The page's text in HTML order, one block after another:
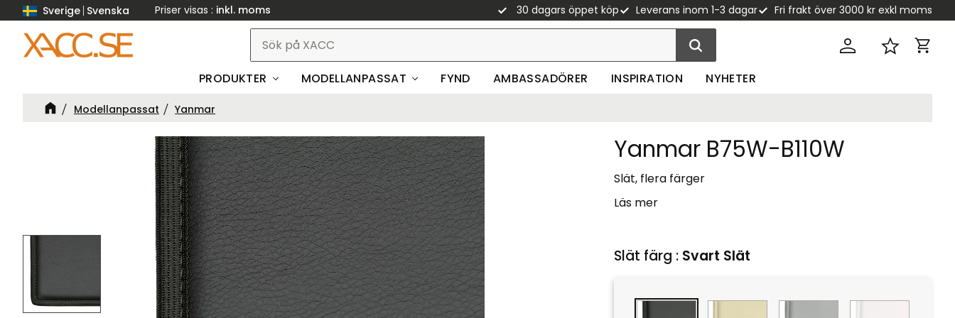
Sverige Svenska Priser visas inkl. moms 30 dagars öppet köp Leverans inom 1-3 dagar Fri frakt över 3000 kr exkl moms
Favoriter
PRODUKTER MODELLANPASSAT FYND AMBASSADÖRER INSPIRATION NYHETER
Modellanpassat Yanmar
Yanmar B75W-B110W
Slät, flera färger
Läs mer
Slät färg : Svart Slät